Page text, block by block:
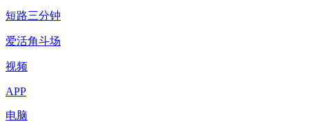
短路三分钟
爱活角斗场
视频
APP
电脑